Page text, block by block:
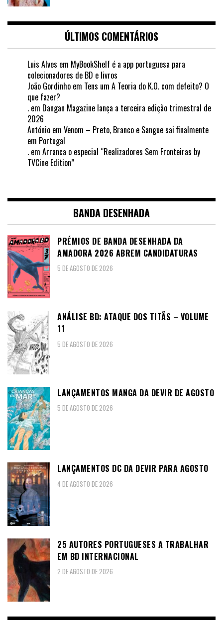
ÚLTIMOS COMENTÁRIOS
Luis Alves em MyBookShelf é a app portuguesa para
colecionadores de BD e livros
João Gordinho em Tens um A Teoria do K.O. com defeito? O
que fazer?
. em Dangan Magazine lança a terceira edição trimestral de
2026
António em Venom – Preto, Branco e Sangue sai finalmente
em Portugal
. em Arranca o especial “Realizadores Sem Fronteiras by
TVCine Edition”
BANDA DESENHADA
PRÉMIOS DE BANDA DESENHADA DA
AMADORA 2026 ABREM CANDIDATURAS
5 DE AGOSTO DE 2026
ANÁLISE BD: ATAQUE DOS TITÃS – VOLUME
11
5 DE AGOSTO DE 2026
LANÇAMENTOS MANGA DA DEVIR DE AGOSTO
5 DE AGOSTO DE 2026
LANÇAMENTOS DC DA DEVIR PARA AGOSTO
4 DE AGOSTO DE 2026
25 AUTORES PORTUGUESES A TRABALHAR
EM BD INTERNACIONAL
2 DE AGOSTO DE 2026